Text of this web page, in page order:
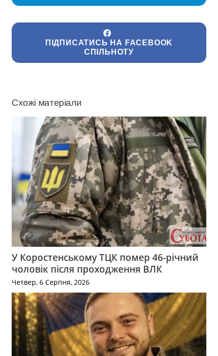
ПІДПИСАТИСЬ НА FACEBOOK
СПІЛЬНОТУ
Схожі матеріали
У Коростенському ТЦК помер 46-річний
чоловік після проходження ВЛК
Четвер, 6 Серпня, 2026